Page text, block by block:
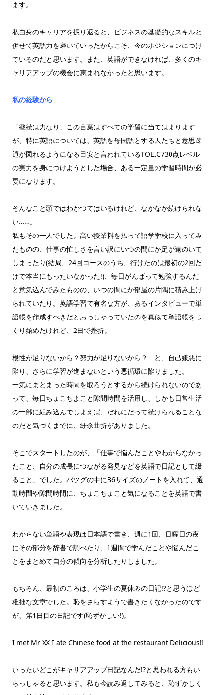
ます。
私自身のキャリアを振り返ると、ビジネスの基礎的なスキルと
併せて英語力を磨いていったからこそ、今のポジションにつけ
ているのだと思います。また、英語ができなければ、多くのキ
ャリアアップの機会に恵まれなかったと思います。
私の経験から
「継続は力なり」この言葉はすべての学習に当てはまります
が、特に英語については、英語を母国語とする人たちと意思疎
通が図れるようになる目安と言われているTOEIC730点レベル
の実力を身につけようとした場合、ある一定量の学習時間が必
要になります。
そんなこと頭ではわかつてはいるけれど、なかなか続けられな
い……。
私もその一人でした。高い授業料を払って語学学校に入ってみ
たものの、仕事の忙しさを言い訳にいつの間にか足が遠のいて
しまったり(結局、24回コースのうち、行けたのは最初の2回だ
けで本当にもったいなかった!)、毎日がんばって勉強するんだ
と意気込んでみたものの、いつの間にか部屋の片隅に積み上げ
られていたり。英語学習で有名な方が、あるインタビューで単
語帳を作成すべきだとおっしゃっていたのを真似て単語帳をつ
くり始めたけれど、2日で挫折。
根性が足りないから？努力が足りないから？ と、自己嫌悪に
陥り、さらに学習が進まないという悪循環に陥りました。
一気にまとまった時間を取ろうとするから続けられないのであ
って、毎日ちょこちよこと隙間時間を活用し、しかも日常生活
の一部に組み込んでしまえば、だれにだって続けられることな
のだと気づくまでに、紆余曲折がありました。
そこでスタートしたのが、「仕事で悩んだことやわからなかっ
たこと、自分の成長につながる発見などを英語で日記として綴
ること」でした。バツグの中にB6サイズのノートを入れて、通
動時間や隙間時間に、ちょこちょこと気になることを英語で書
いていきました。
わからない単語や表現は日本語で書き、週に1回、日曜日の夜
にその部分を辞書で調べたり、1週間で学んだことや悩んだこ
とをまとめて自分の傾向を分析したりしました。
もちろん、最初のころは、小学生の夏休みの日記!?と思うほど
稚拙な文章でした。恥をさらすようで書きたくなかったのです
が、第1日目の日記です(恥ずかしい!)。
I met Mr XX I ate Chinese food at the restaurant Delicious!!
いったいどこがキャリアアップ日記なんだ!?と思われる方もい
らっしゃると思います。私も今読み返してみると、恥ずかしく